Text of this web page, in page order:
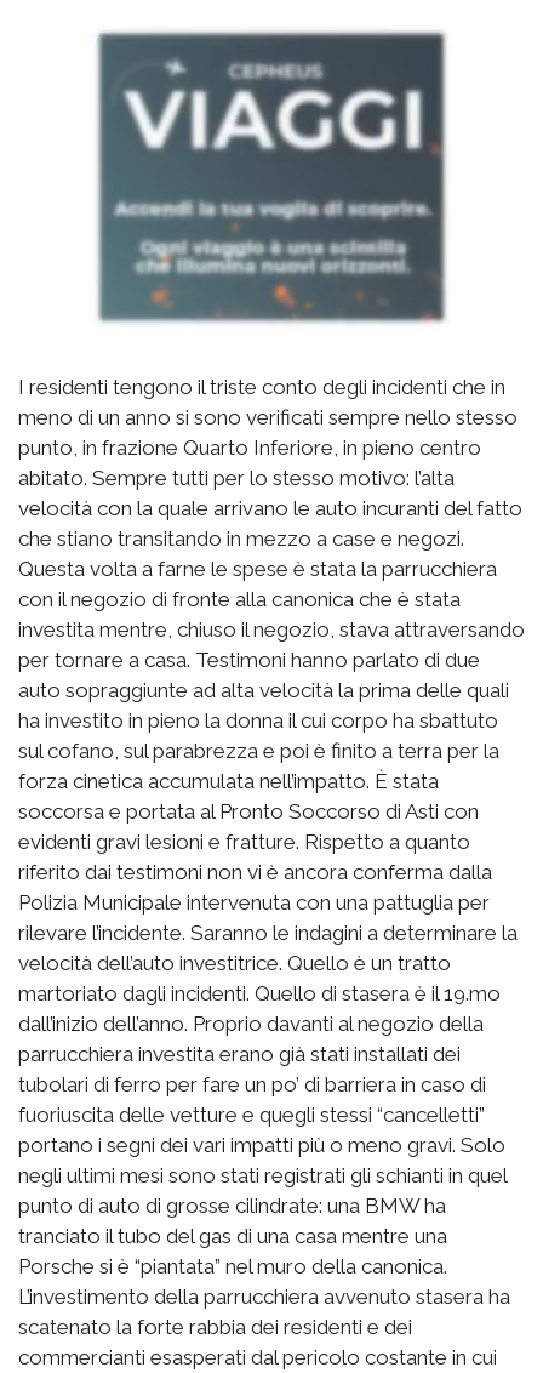
I residenti tengono il triste conto degli incidenti che in
meno di un anno si sono verificati sempre nello stesso
punto, in frazione Quarto Inferiore, in pieno centro
abitato. Sempre tutti per lo stesso motivo: l’alta
velocità con la quale arrivano le auto incuranti del fatto
che stiano transitando in mezzo a case e negozi.
Questa volta a farne le spese è stata la parrucchiera
con il negozio di fronte alla canonica che è stata
investita mentre, chiuso il negozio, stava attraversando
per tornare a casa. Testimoni hanno parlato di due
auto sopraggiunte ad alta velocità la prima delle quali
ha investito in pieno la donna il cui corpo ha sbattuto
sul cofano, sul parabrezza e poi è finito a terra per la
forza cinetica accumulata nell’impatto. È stata
soccorsa e portata al Pronto Soccorso di Asti con
evidenti gravi lesioni e fratture. Rispetto a quanto
riferito dai testimoni non vi è ancora conferma dalla
Polizia Municipale intervenuta con una pattuglia per
rilevare l’incidente. Saranno le indagini a determinare la
velocità dell’auto investitrice. Quello è un tratto
martoriato dagli incidenti. Quello di stasera è il 19.mo
dall’inizio dell’anno. Proprio davanti al negozio della
parrucchiera investita erano già stati installati dei
tubolari di ferro per fare un po’ di barriera in caso di
fuoriuscita delle vetture e quegli stessi “cancelletti”
portano i segni dei vari impatti più o meno gravi. Solo
negli ultimi mesi sono stati registrati gli schianti in quel
punto di auto di grosse cilindrate: una BMW ha
tranciato il tubo del gas di una casa mentre una
Porsche si è “piantata” nel muro della canonica.
L’investimento della parrucchiera avvenuto stasera ha
scatenato la forte rabbia dei residenti e dei
commercianti esasperati dal pericolo costante in cui